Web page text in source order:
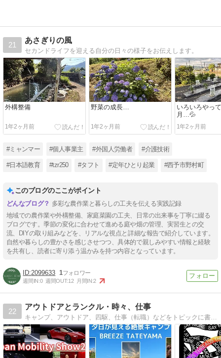
21
あさぎりの風
セカンドライフを迎える自分の日々の様子をお伝えします。
外構整備
1年2ヶ月前
野菜の成長…
1年2ヶ月前
いろいろやっ
月…💦
1年2ヶ月前
#ミャンマー #個人事業主 #外国人労働者 #介護技術
#日本語教育 #tzr250 #タフト #定年ひとり起業 #西予市野村町
このブログのここがポイント
多彩な農作業と暮らしの工夫を伝える実践記録
地域での農作業や外構整備、家庭菜園の工夫、日常の出来事を丁寧に綴る
ブログです。季節の変化に合わせて進める庭や畑の管理、実習生との交
流、DIYの取り組みなどを、リアルな視点と詳細な報告で紹介しています。
自然や暮らしの豊かさを感じさせつつ、具体的で親しみやすい情報と経験
を共有し、読者に寄り添う温かみを持つ内容となっています。
2099633 1
週間IN:0 週間OUT:12 月間IN:2
22
アウトドアとランクル・時々、仕事
キャンプ、アウトドア、四駆、仕事（転職）などをトピックに書いています。日本オートキャンプ協会公認インストラクター。愛車はランドクルーザー(GRJ76)。